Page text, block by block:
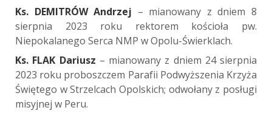
Ks. DEMITRÓW Andrzej – mianowany z dniem 8
sierpnia 2023 roku rektorem kościoła pw.
Niepokalanego Serca NMP w Opolu-Świerklach.
Ks. FLAK Dariusz – mianowany z dniem 24 sierpnia
2023 roku proboszczem Parafii Podwyższenia Krzyża
Świętego w Strzelcach Opolskich; odwołany z posługi
misyjnej w Peru.